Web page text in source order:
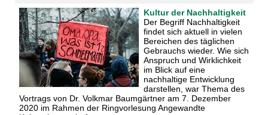
Kultur der Nachhaltigkeit
Der Begriff Nachhaltigkeit
findet sich aktuell in vielen
Bereichen des täglichen
Gebrauchs wieder. Wie sich
Anspruch und Wirklichkeit
im Blick auf eine
nachhaltige Entwicklung
darstellen, war Thema des
Vortrags von Dr. Volkmar Baumgärtner am 7. Dezember
2020 im Rahmen der Ringvorlesung Angewandte